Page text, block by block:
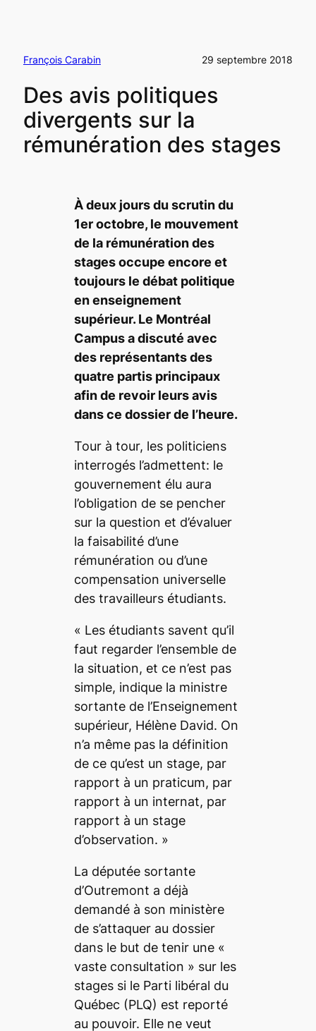
François Carabin 29 septembre 2018
Des avis politiques
divergents sur la
rémunération des stages
À deux jours du scrutin du
1er octobre, le mouvement
de la rémunération des
stages occupe encore et
toujours le débat politique
en enseignement
supérieur. Le Montréal
Campusa discuté avec
des représentants des
quatre partis principaux
afin de revoir leurs avis
dans ce dossier de l’heure.
Tour à tour, les politiciens
interrogés l’admettent: le
gouvernement élu aura
l’obligation de se pencher
sur la question et d’évaluer
la faisabilité d’une
rémunération ou d’une
compensation universelle
des travailleurs étudiants.
« Les étudiants savent qu’il
faut regarder l’ensemble de
la situation, et ce n’est pas
simple, indique la ministre
sortante de l’Enseignement
supérieur, Hélène David. On
n’a même pas la définition
de ce qu’est un stage, par
rapport à un praticum, par
rapport à un internat, par
rapport à un stage
d’observation. »
La députée sortante
d’Outremont a déjà
demandé à son ministère
de s’attaquer au dossier
dans le but de tenir une «
vaste consultation » sur les
stages si le Parti libéral du
Québec (PLQ) est reporté
au pouvoir. Elle ne veut